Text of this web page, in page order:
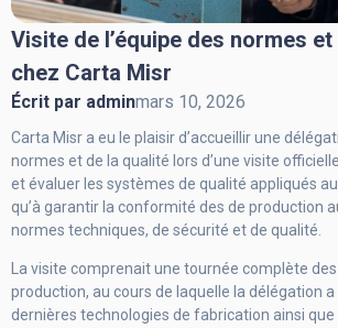
Visite de l’équipe des normes
chez Carta Misr
Écrit par adminmars 10, 2026
Carta Misr a eu le plaisir d’accueillir une
normes et de la qualité lors d’une visite
et évaluer les systèmes de qualité appliqués au
qu’à garantir la conformité des de production
normes techniques, de sécurité et de qualité.
La visite comprenait une tournée complète
production, au cours de laquelle la délégation
dernières technologies de fabrication ainsi que